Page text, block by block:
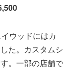
ウッドにはカ
た。カスタムシ
。一部の店舗で